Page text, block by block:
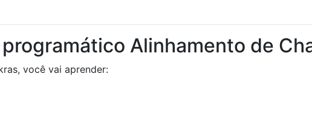
Alinhamento de
você vai aprender: